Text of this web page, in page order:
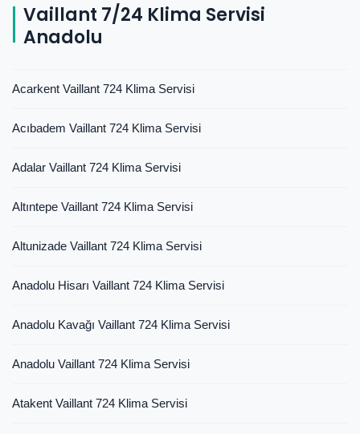
Vaillant 7/24 Klima Servisi
Anadolu
Acarkent Vaillant 724 Klima Servisi
Acıbadem Vaillant 724 Klima Servisi
Adalar Vaillant 724 Klima Servisi
Altıntepe Vaillant 724 Klima Servisi
Altunizade Vaillant 724 Klima Servisi
Anadolu Hisarı Vaillant 724 Klima Servisi
Anadolu Kavağı Vaillant 724 Klima Servisi
Anadolu Vaillant 724 Klima Servisi
Atakent Vaillant 724 Klima Servisi